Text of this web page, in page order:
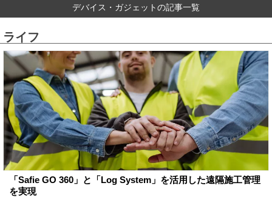
デバイス・ガジェットの記事一覧
ライフ
「Safie GO 360」と「Log System」を活用した遠隔施工管理
を実現